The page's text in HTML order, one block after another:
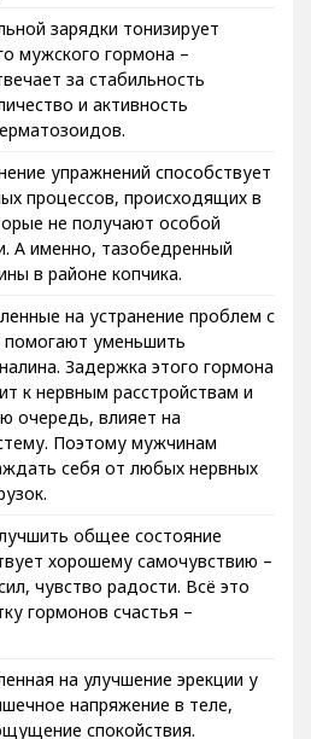
зарядки тонизирует
мужского гормона –
за стабильность
и активность
упражнений способствует
процессов, происходящих в
не получают особой
А именно, тазобедренный
в районе копчика.
на устранение проблем с
помогают уменьшить
Задержка этого гормона
к нервным расстройствам и
очередь, влияет на
Поэтому мужчинам
себя от любых нервных
общее состояние
хорошему самочувствию –
чувство радости. Всё это
гормонов счастья –
на улучшение эрекции у
напряжение в теле,
спокойствия.